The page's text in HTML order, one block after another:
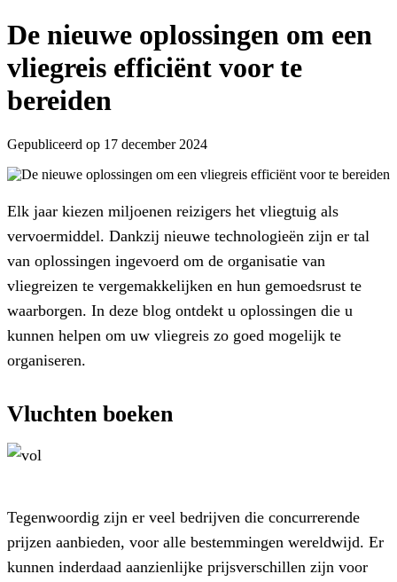
De nieuwe oplossingen om een
vliegreis efficiënt voor te
bereiden
Gepubliceerd op 17 december 2024
Elk jaar kiezen miljoenen reizigers het vliegtuig als
vervoermiddel. Dankzij nieuwe technologieën zijn er tal
van oplossingen ingevoerd om de organisatie van
vliegreizen te vergemakkelijken en hun gemoedsrust te
waarborgen. In deze blog ontdekt u oplossingen die u
kunnen helpen om uw vliegreis zo goed mogelijk te
organiseren.
Vluchten boeken
Tegenwoordig zijn er veel bedrijven die concurrerende
prijzen aanbieden, voor alle bestemmingen wereldwijd. Er
kunnen inderdaad aanzienlijke prijsverschillen zijn voor